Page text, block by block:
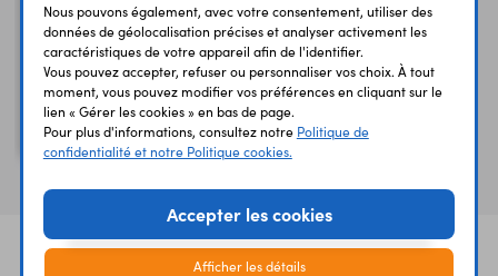
Capteur de t° et
d'humidité DHT11 ST052
Nous pouvons également, avec votre consentement, utiliser des
données de géolocalisation précises et analyser activement les
caractéristiques de votre appareil afin de l'identifier.
Vous pouvez accepter, refuser ou personnaliser vos choix. À tout
moment, vous pouvez modifier vos préférences en cliquant sur le
lien « Gérer les cookies » en bas de page.
Pour plus d'informations, consultez notre Politique de
confidentialité et notre Politique cookies.
Accepter les cookies
Afficher les détails